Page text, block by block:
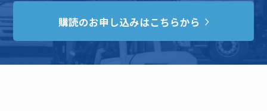
購読のお申し込みはこちらから